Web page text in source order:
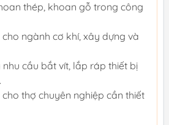
thép, khoan gỗ trong công
ngành cơ khí, xây dựng và
cầu bắt vít, lắp ráp thiết bị
thợ chuyên nghiệp cần thiết